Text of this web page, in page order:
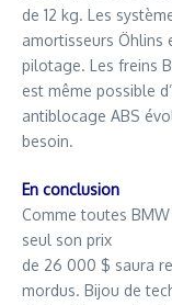
de 12 kg. Les
amortisseurs Öhlins
pilotage. Les freins
est même possible
antiblocage ABS
besoin.
En conclusion
Comme toutes
seul son prix
de 26 000 $ saura
mordus. Bijou de